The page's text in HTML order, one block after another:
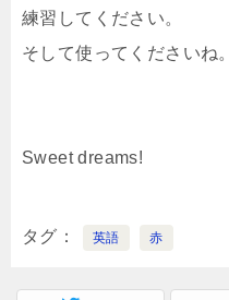
練習してください。
そして使ってくださいね。
Sweet dreams!
タグ 英語 赤